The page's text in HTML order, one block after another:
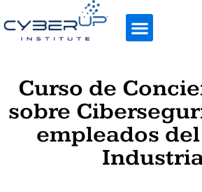
Curso de
sobre
empleados